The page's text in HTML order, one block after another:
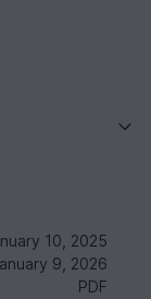
10, 2025
9, 2026
PDF